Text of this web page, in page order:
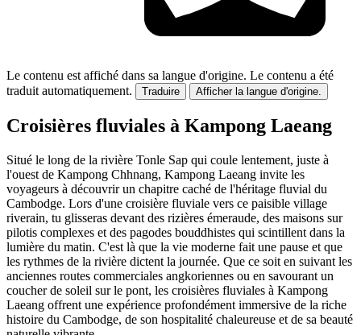
Le contenu est affiché dans sa langue d'origine. Le contenu a été
traduit automatiquement.
Traduire Afficher la langue d'origine.
Croisières fluviales à Kampong Laeang
Situé le long de la rivière Tonle Sap qui coule lentement, juste à
l'ouest de Kampong Chhnang, Kampong Laeang invite les
voyageurs à découvrir un chapitre caché de l'héritage fluvial du
Cambodge. Lors d'une croisière fluviale vers ce paisible village
riverain, tu glisseras devant des rizières émeraude, des maisons sur
pilotis complexes et des pagodes bouddhistes qui scintillent dans la
lumière du matin. C'est là que la vie moderne fait une pause et que
les rythmes de la rivière dictent la journée. Que ce soit en suivant les
anciennes routes commerciales angkoriennes ou en savourant un
coucher de soleil sur le pont, les croisières fluviales à Kampong
Laeang offrent une expérience profondément immersive de la riche
histoire du Cambodge, de son hospitalité chaleureuse et de sa beauté